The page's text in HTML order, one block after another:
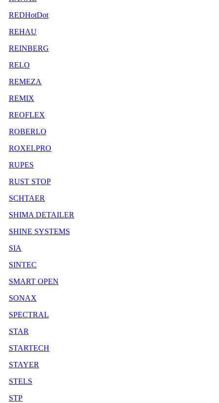
REDHotDot
REHAU
REINBERG
RELO
REMEZA
REMIX
REOFLEX
ROBERLO
ROXELPRO
RUPES
RUST STOP
SCHTAER
SHIMA DETAILER
SHINE SYSTEMS
SIA
SINTEC
SMART OPEN
SONAX
SPECTRAL
STAR
STARTECH
STAYER
STELS
STP